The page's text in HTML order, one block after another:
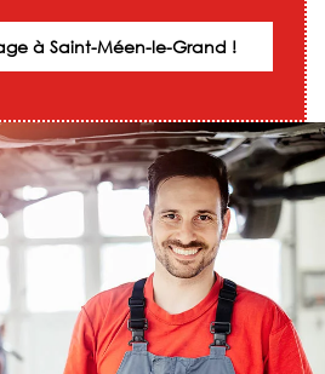
à Saint-Méen-le-Grand !